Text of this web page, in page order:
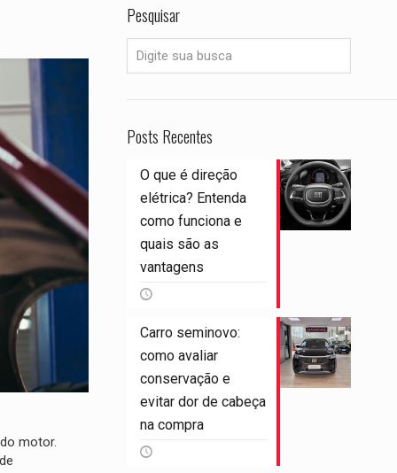
motor.
Pesquisar
Posts Recentes
O que é direção
elétrica? Entenda
como funciona e
quais são as
vantagens
Carro seminovo:
como avaliar
conservação e
evitar dor de cabeça
na compra